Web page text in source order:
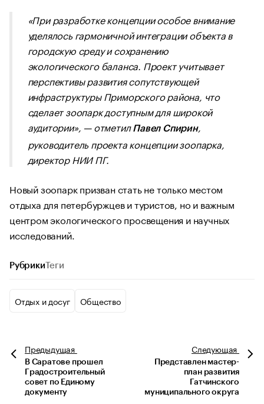
«При разработке концепции особое внимание
уделялось гармоничной интеграции объекта в
городскую среду и сохранению
экологического баланса. Проект учитывает
перспективы развития сопутствующей
инфраструктуры Приморского района, что
сделает зоопарк доступным для широкой
аудитории», — отметилПавел Спирин,
руководитель проекта концепции зоопарка,
директор НИИ ПГ.
Новый зоопарк призван стать не только местом
отдыха для петербуржцев и туристов, но и важным
центром экологического просвещения и научных
исследований.
Рубрики Теги
Отдых и досуг Общество
Предыдущая
В Саратове прошел
Градостроительный
совет по Единому
документу
Следующая
Представлен мастер-
план развития
Гатчинского
муниципального округа